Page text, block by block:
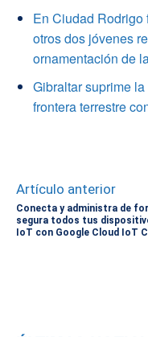
En Ciudad Rodrigo
otros dos jóvenes
ornamentación de
Gibraltar suprime
frontera terrestre
Artículo anterior
Conecta y administra de
segura todos tus
IoT con Google Cloud IoT